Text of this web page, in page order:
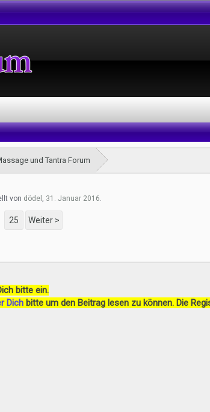
Neckar Massage und Tantra Forum
von dödel , 31. Januar 2016.
25 Weiter >
bitte ein.
Dich bitte um den Beitrag lesen zu können. Die